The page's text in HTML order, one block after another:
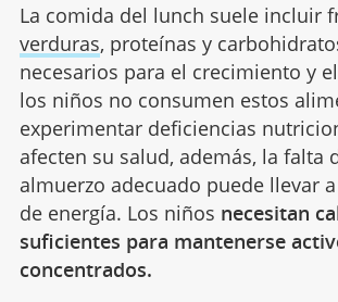
La comida del lunch suele incluir
verduras, proteínas y
necesarios para el crecimiento y
los niños no consumen estos
experimentar deficiencias
afecten su salud, además, la falta
almuerzo adecuado puede llevar
de energía. Los niños necesitan
suficientes para mantenerse
concentrados.